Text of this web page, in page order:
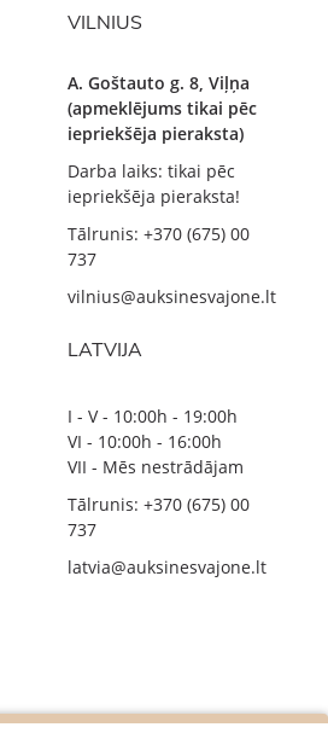
VILNIUS
A. Goštauto g. 8, Viļņa
(apmeklējums tikai pēc
iepriekšēja pieraksta)
Darba laiks: tikai pēc
iepriekšēja pieraksta!
Tālrunis: +370 (675) 00
737
vilnius@auksinesvajone.lt
LATVIJA
I - V - 10:00h - 19:00h
VI - 10:00h - 16:00h
VII - Mēs nestrādājam
Tālrunis: +370 (675) 00
737
latvia@auksinesvajone.lt